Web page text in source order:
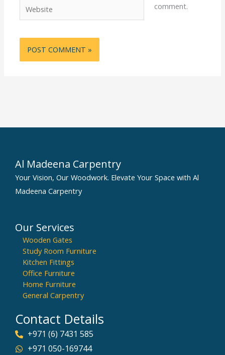
comment.
Al Madeena Carpentry
Your Vision, Our Woodwork. Elevate Your Space with Al
Madeena Carpentry
Our Services
Wooden Gates
Study Room Furniture
Kitchen Fittings
Office Furniture
Home Furniture
General Carpentry
Contact Details
+971 (6) 7431 585
+971 050-169744